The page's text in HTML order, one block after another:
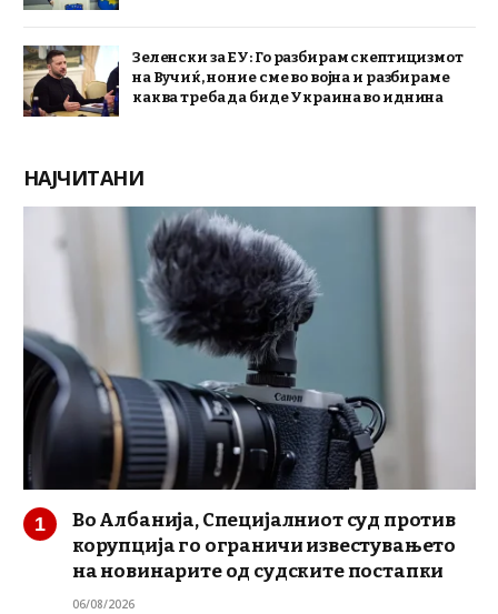
Зеленски за ЕУ: Го разбирам скептицизмот
на Вучиќ, но ние сме во војна и разбираме
каква треба да биде Украина во иднина
НАЈЧИТАНИ
Во Албанија, Специјалниот суд против
корупција го ограничи известувањето
на новинарите од судските постапки
06/08/2026